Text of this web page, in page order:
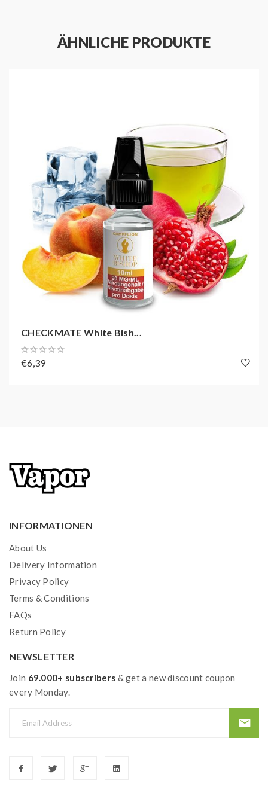
ÄHNLICHE PRODUKTE
CHECKMATE White Bish...
€6,39
INFORMATIONEN
About Us
Delivery Information
Privacy Policy
Terms & Conditions
FAQs
Return Policy
NEWSLETTER
Join 69.000+ subscribers & get a new discount coupon
every Monday.